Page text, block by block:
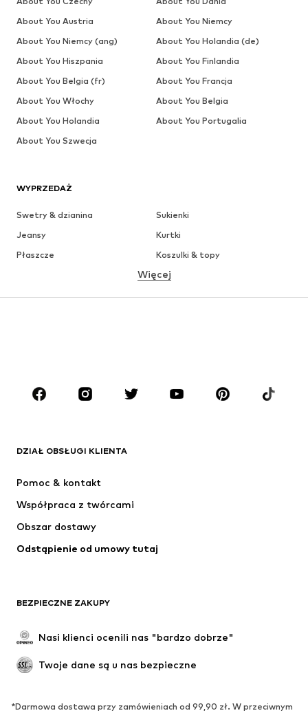
WYPRZEDAŻ
Swetry & dzianina
Sukienki
Jeansy
Kurtki
Płaszcze
Koszulki & topy
Bielizna
Spódnice
Bluzki & koszule
Akcesoria
Premium
Nowości
Kurtki
Bielizna
Płaszcze
Spódnice
Specjalne okazje
Ekskluzywne
Nowości Na czasie
Więcej
DZIAŁ OBSŁUGI KLIENTA
Pomoc & kontakt
Współpraca z twórcami
Obszar dostawy
Odstąpienie od umowy tutaj
BEZPIECZNE ZAKUPY
Nasi klienci ocenili nas "bardzo dobrze"
Twoje dane są u nas bezpieczne
*Darmowa dostawa przy zamówieniach od 99,90 zł. W przeciwnym
About You Austria
About You Niemcy
About You Niemcy (ang)
About You Holandia (de)
About You Hiszpania
About You Finlandia
About You Belgia (fr)
About You Francja
About You Włochy
About You Belgia
About You Holandia
About You Portugalia
About You Szwecja